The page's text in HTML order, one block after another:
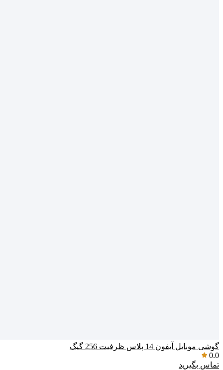
گوشی موبایل آیفون 14 پلاس ظرفیت 256 گیگ
0.0
تماس بگیرید